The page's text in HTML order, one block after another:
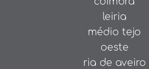
leiria
médio tejo
oeste
ria de aveiro